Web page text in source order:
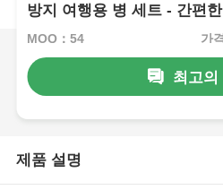
방지 여행용 병 세트 - 간편
MOQ：54 가
최고의
제품 설명